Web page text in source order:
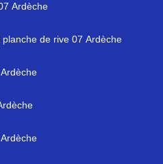
Ardèche
de rive 07 Ardèche